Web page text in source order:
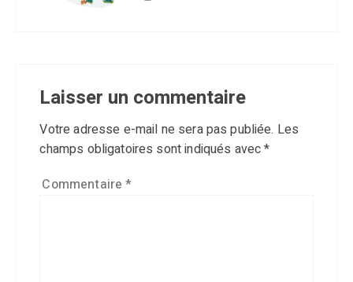
Laisser un commentaire
Votre adresse e-mail ne sera pas publiée. Les
champs obligatoires sont indiqués avec*
Commentaire*